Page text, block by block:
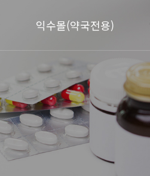
익수몰(약국전용)